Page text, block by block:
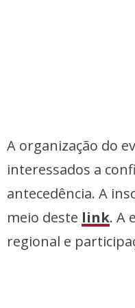
A organização do
interessados a
antecedência. A
meio deste link. A
regional e